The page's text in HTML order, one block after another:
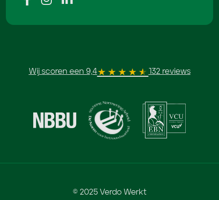
Wij scoren een 9,4 132 reviews
© 2025 Verdo Werkt